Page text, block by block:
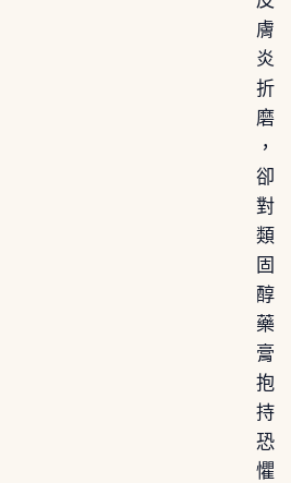
膚
炎
折
磨
，
卻
對
類
固
醇
藥
膏
抱
持
恐
懼